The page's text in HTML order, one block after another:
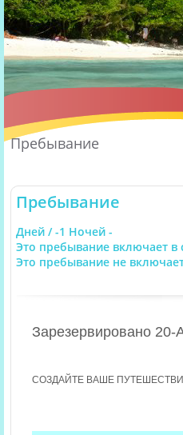
Пребывание
Пребывание
Дней / -1 Ночей -
Это пребывание включает в
Это пребывание не
Зарезервировано 20-
СОЗДАЙТЕ ВАШЕ